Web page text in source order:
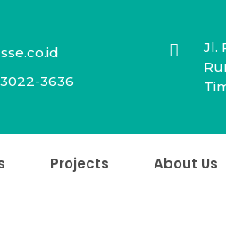
3636
Jl.
Projects About Us